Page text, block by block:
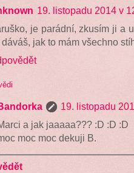
19. listopadu 2014 v
je parádní, zkusím ji a
dáváš, jak to mám všechno
19. listopadu
a jak jaaaaa??? :D :D :D
moc moc dekuji B.